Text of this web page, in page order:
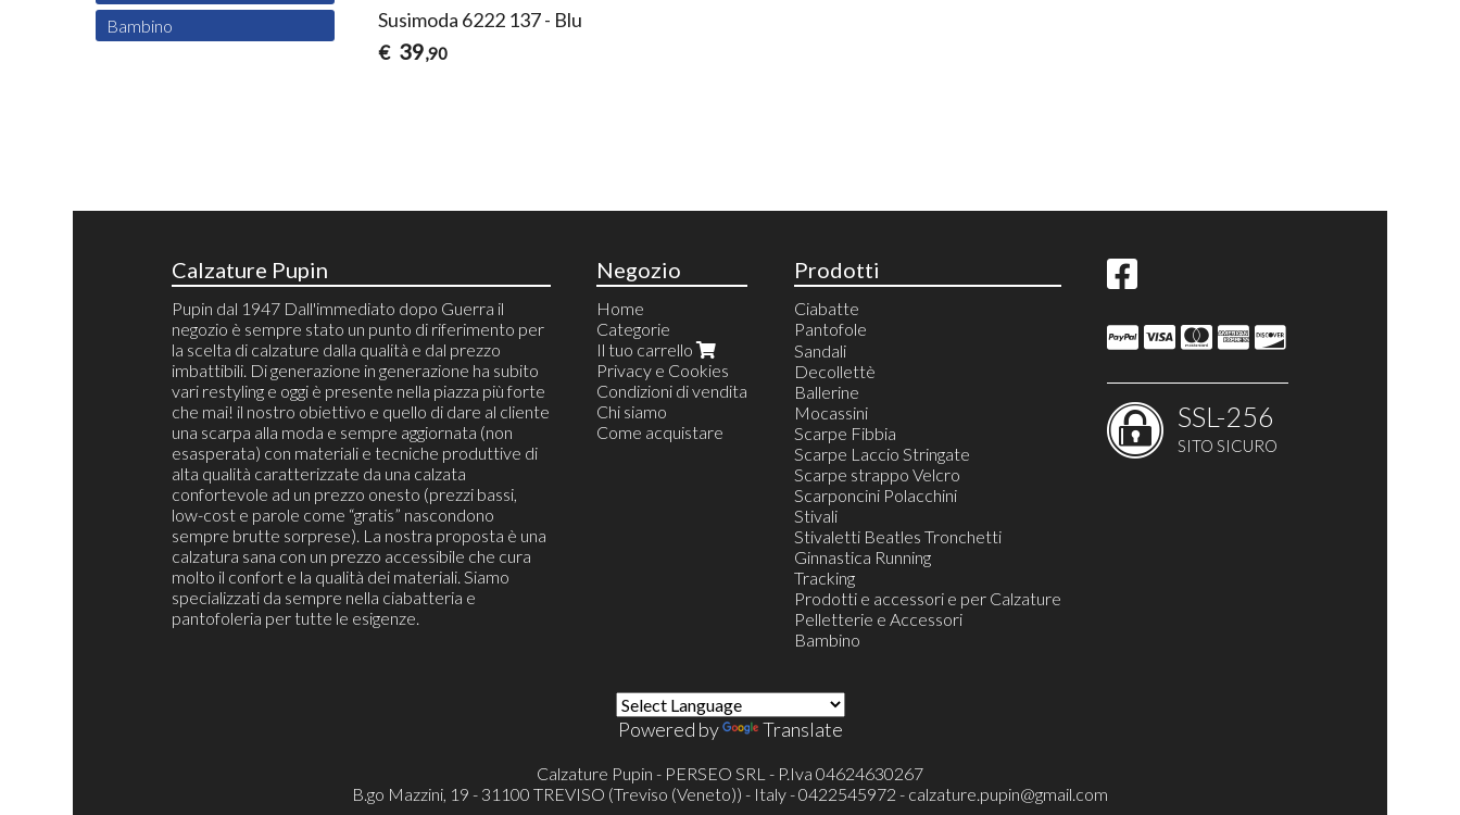
Susimoda 6222 137 - Blu
€ 39,90
Bambino
Calzature Pupin
Pupin dal 1947 Dall'immediato dopo Guerra il
negozio è sempre stato un punto di riferimento per
la scelta di calzature dalla qualità e dal prezzo
imbattibili. Di generazione in generazione ha subito
vari restyling e oggi è presente nella piazza più forte
che mai! il nostro obiettivo e quello di dare al cliente
una scarpa alla moda e sempre aggiornata (non
esasperata) con materiali e tecniche produttive di
alta qualità caratterizzate da una calzata
confortevole ad un prezzo onesto (prezzi bassi,
low-cost e parole come “gratis” nascondono
sempre brutte sorprese). La nostra proposta è una
calzatura sana con un prezzo accessibile che cura
molto il confort e la qualità dei materiali. Siamo
specializzati da sempre nella ciabatteria e
pantofoleria per tutte le esigenze.
Negozio
Home
Categorie
Il tuo carrello
Privacy e Cookies
Condizioni di vendita
Chi siamo
Come acquistare
Prodotti
Ciabatte
Pantofole
Pantofola Moppina
Pantofola da Casa
Pantofola Confort
Pantofola Blister Appeso
Sandali
Decollettè
Ballerine
Mocassini
Scarpe Fibbia
Scarpe Laccio Stringate
Scarpe strappo Velcro
Scarponcini Polacchini
Stivali
Stivaletti Beatles Tronchetti
Ginnastica Running
Tracking
Prodotti e accessori e per Calzature
Pelletterie e Accessori
Bambino
SSL-256
SITO SICURO
Powered by Translate
Calzature Pupin - PERSEO SRL - P.Iva 04624630267
B.go Mazzini, 19 - 31100 TREVISO (Treviso (Veneto)) - Italy - 0422545972 - calzature.pupin@gmail.com